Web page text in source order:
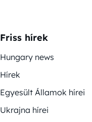
Friss hírek
Hungary news
Hírek
Egyesült Államok hírei
Ukrajna hírei